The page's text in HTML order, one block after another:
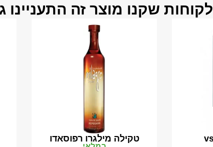
לקוחות שקנו מוצר זה התעניינו
טקילה מילגרו רפוסאדו